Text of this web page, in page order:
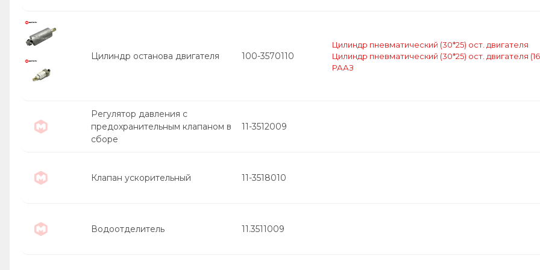
Цилиндр останова двигателя 100-3570110
Цилиндр пневматический (30*25) ост. двигателя
Цилиндр пневматический (30*25) ост. двигателя (16-
РААЗ
Регулятор давления с
предохранительным клапаном в
сборе
11-3512009
Клапан ускорительный 11-3518010
Водоотделитель 11.3511009